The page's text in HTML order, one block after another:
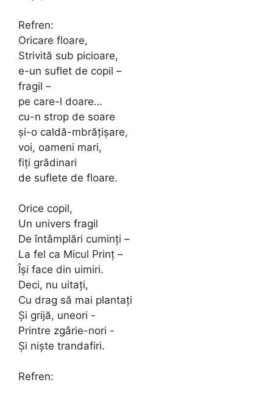
Refren:
Oricare floare,
Strivită sub picioare,
e-un suflet de copil –
fragil –
pe care-l doare…
cu-n strop de soare
şi-o caldă-mbrăţişare,
voi, oameni mari,
fiţi grădinari
de suflete de floare.
Orice copil,
Un univers fragil
De întâmplări cuminţi –
La fel ca Micul Prinţ –
Îşi face din uimiri.
Deci, nu uitaţi,
Cu drag să mai plantaţi
Şi grijă, uneori -
Printre zgârie-nori -
Şi nişte trandafiri.
Refren: